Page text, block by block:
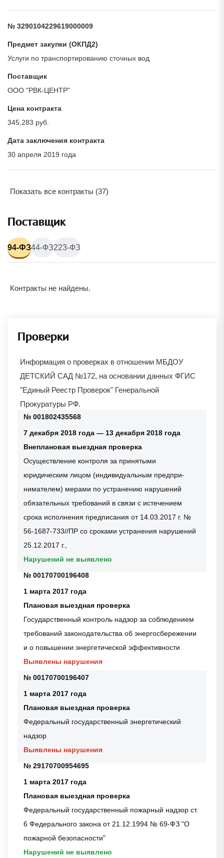
№ 3290104229619000009
Предмет закупки (ОКПД2)
Услуги по транспортированию сточных вод
Поставщик
ООО "РВК-ЦЕНТР"
Цена контракта
345,283 руб.
Дата заключения контракта
30 апреля 2019 года
Показать все контракты (37)
Поставщик
94-ФЗ44-ФЗ223-ФЗ
Контракты не найдены.
Проверки
Информация о проверках в отношении МБДОУ
ДЕТСКИЙ САД №172, на основании данных ФГИС
"Единый Реестр Проверок" Генеральной
Прокуратуры РФ.
№ 001802435568
7 декабря 2018 года — 13 декабря 2018 года
Внеплановая выездная проверка
Осуществление контроля за принятыми
юридическим лицом (индивидуальным предпри-
нимателем) мерами по устранению нарушений
обязательных требований в связи с истечением
срока исполнения предписания от 14.03.2017 г. №
56-1687-733//ПР со сроками устранения нарушений
25.12.2017 г.,
Нарушений не выявлено
№ 00170700196408
1 марта 2017 года
Плановая выездная проверка
Государственный контроль надзор за соблюдением
требований законодательства об энергосбережении
и о повышении энергетической эффективности
Выявлены нарушения
№ 00170700196407
1 марта 2017 года
Плановая выездная проверка
Федеральный государственный энергетический
надзор
Выявлены нарушения
№ 29170700954695
1 марта 2017 года
Плановая выездная проверка
Федеральный государственный пожарный надзор ст.
6 Федерального закона от 21.12.1994 № 69-ФЗ "О
пожарной безопасности"
Нарушений не выявлено